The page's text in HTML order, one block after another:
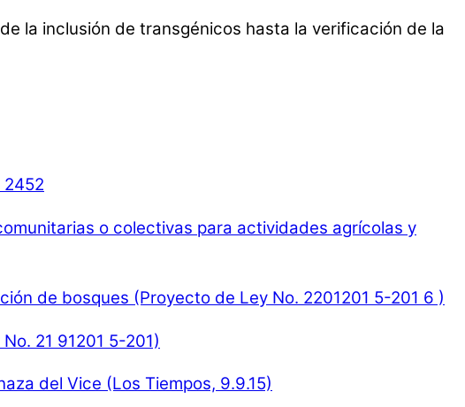
la inclusión de transgénicos hasta la verificación de la
2452
o colectivas para actividades agrícolas y
de bosques (Proyecto de Ley No. 2201201 5-201 6 )
21 91201 5-201)
del Vice (Los Tiempos, 9.9.15)